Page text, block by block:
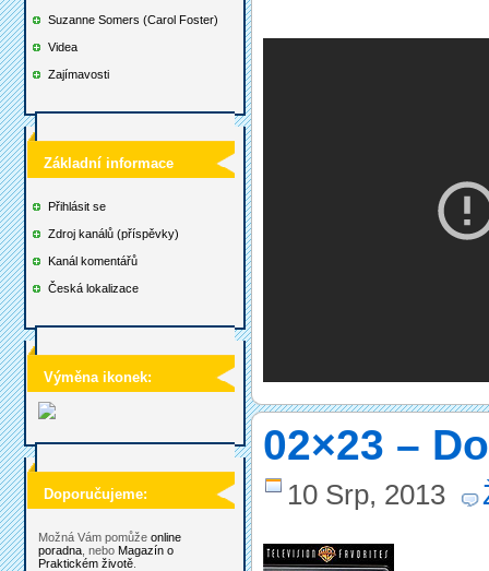
Suzanne Somers (Carol Foster)
Videa
Zajímavosti
Základní informace
Přihlásit se
Zdroj kanálů (příspěvky)
Kanál komentářů
Česká lokalizace
Výměna ikonek:
Doporučujeme:
Možná Vám pomůže online
poradna , nebo Magazín o
Praktickém životě
02×23 –
10 Srp, 2013